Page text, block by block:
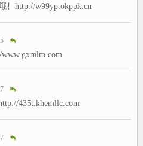
！http://w99yp.okppk.cn
435t.khemllc.com